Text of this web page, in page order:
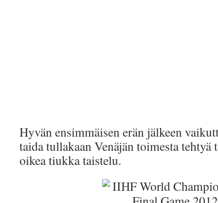
Hyvän ensimmäisen erän jälkeen
taida tullakaan Venäjän toimesta tehtyä
oikea tiukka taistelu.